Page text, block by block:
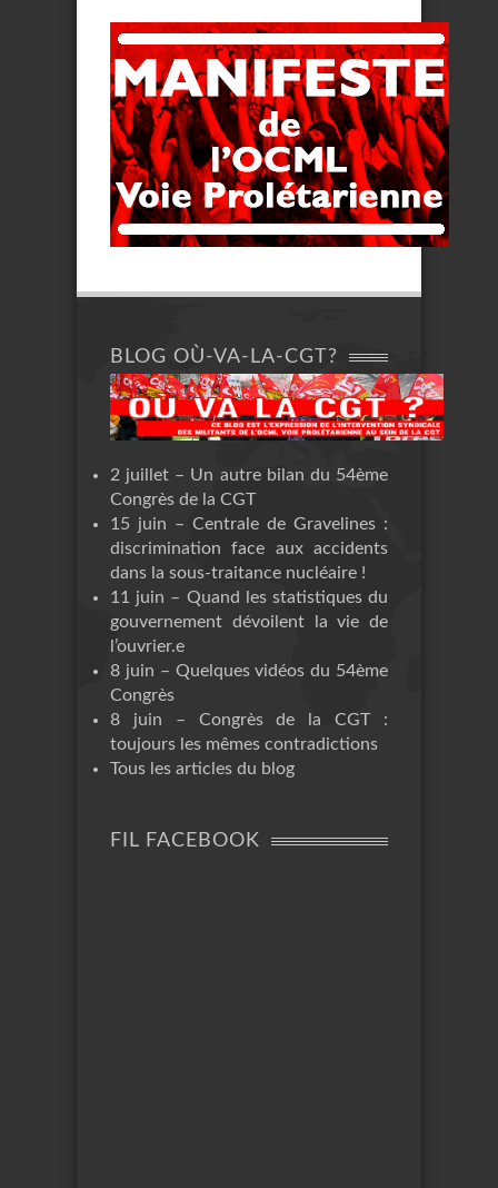
BLOG OÙ-VA-LA-CGT?
2 juillet – Un autre bilan du 54ème
Congrès de la CGT
15 juin – Centrale de Gravelines :
discrimination face aux accidents
dans la sous-traitance nucléaire !
11 juin – Quand les statistiques du
gouvernement dévoilent la vie de
l’ouvrier.e
8 juin – Quelques vidéos du 54ème
Congrès
8 juin – Congrès de la CGT :
toujours les mêmes contradictions
Tous les articles du blog
FIL FACEBOOK